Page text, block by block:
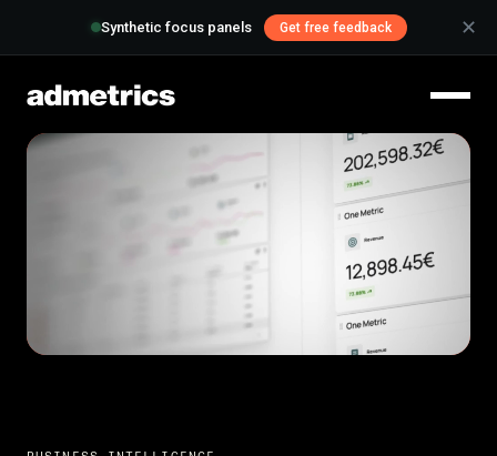
Synthetic focus panels Get free feedback ✕